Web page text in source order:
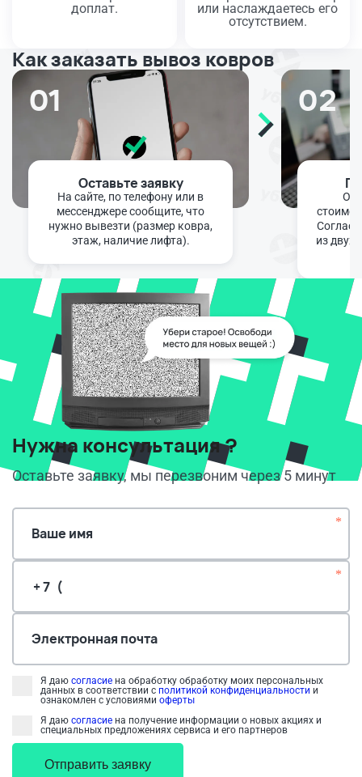
доплат.
или наслаждаетесь его
отсутствием.
Как заказать вывоз ковров
01
Оставьте заявку
На сайте, по телефону или в
мессенджере сообщите, что
нужно вывезти (размер ковра,
этаж, наличие лифта).
02
из двух
Нужна консультация ?
Оставьте заявку, мы перезвоним через 5 минут
Ваше имя
*
*
Электронная почта
Я даю согласие на обработку обработку моих персональных
данных в соответствии с политикой конфиденциальности и
ознакомлен с условиями оферты
Я даю согласие на получение информации о новых акциях и
специальных предложениях сервиса и его партнеров
Отправить заявку